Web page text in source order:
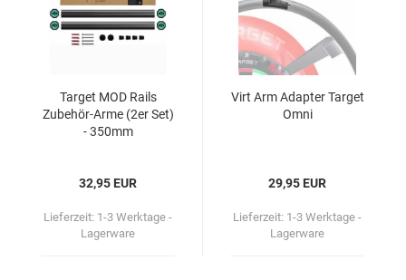
Tar­get MOD Rails
Zubehör-​​Arme (2er Set)
- 350mm
32,95 EUR
Lieferzeit: 1-3 Werktage -
Lagerware
Virt Arm Ad­ap­ter Tar­get
Omni
29,95 EUR
Lieferzeit: 1-3 Werktage -
Lagerware